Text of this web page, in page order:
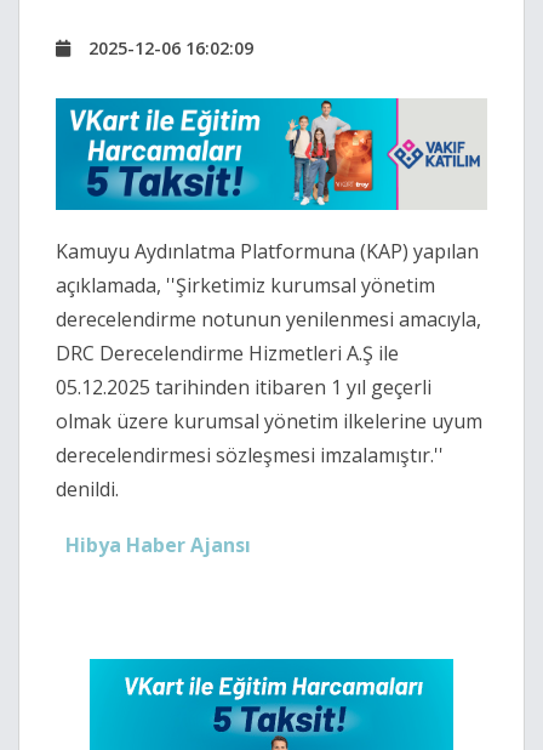
2025-12-06 16:02:09
Kamuyu Aydınlatma Platformuna (KAP) yapılan
açıklamada, ''Şirketimiz kurumsal yönetim
derecelendirme notunun yenilenmesi amacıyla,
DRC Derecelendirme Hizmetleri A.Ş ile
05.12.2025 tarihinden itibaren 1 yıl geçerli
olmak üzere kurumsal yönetim ilkelerine uyum
derecelendirmesi sözleşmesi imzalamıştır.''
denildi.
Hibya Haber Ajansı